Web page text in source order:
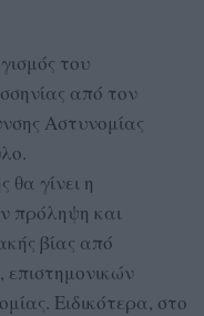
του
από τον
Αστυνομίας
θα γίνει η
πρόληψη και
βίας από
Ειδικότερα, στο